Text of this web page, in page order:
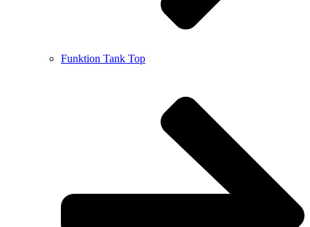
Funktion Tank Top